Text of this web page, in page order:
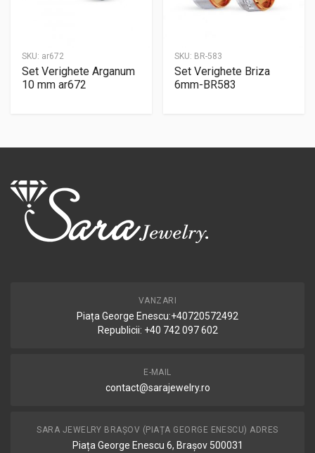
SKU: ar672
Set Verighete Arganum
10 mm ar672
SKU: BR-583
Set Verighete Briza
6mm-BR583
VANZARI
Piața George Enescu:+40720572492
Republicii: +40 742 097 602
E-MAIL
contact@sarajewelry.ro
SARA JEWELRY BRAȘOV (PIAȚA GEORGE ENESCU) ADRES
Piața George Enescu 6, Brașov 500031